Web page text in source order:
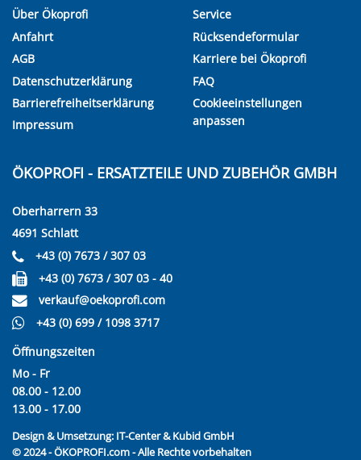
Über Ökoprofi
Anfahrt
AGB
Datenschutzerklärung
Barrierefreiheitserklärung
Impressum
Service
Rücksendeformular
Karriere bei Ökoprofi
FAQ
Cookieeinstellungen
anpassen
ÖKOPROFI - ERSATZTEILE UND ZUBEHÖR GMBH
Oberharrern 33
4691 Schlatt
+43 (0) 7673 / 307 03
+43 (0) 7673 / 307 03 - 40
verkauf@oekoprofi.com
+43 (0) 699 / 1098 3717
Öffnungszeiten
Mo - Fr
08.00 - 12.00
13.00 - 17.00
Design & Umsetzung: IT-Center & Kubid GmbH
© 2024 - ÖKOPROFI.com - Alle Rechte vorbehalten